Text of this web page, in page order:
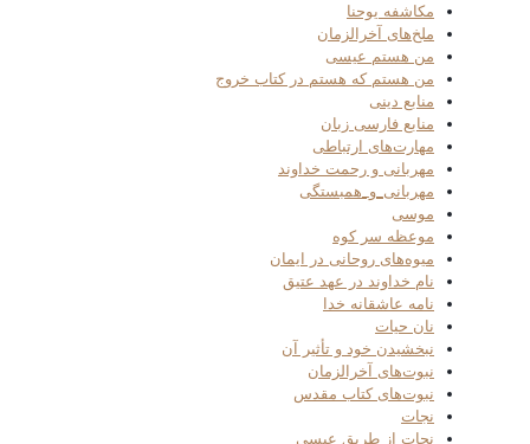
مکاشفه یوحنا
ملخ‌های آخرالزمان
من هستم عیسی
من هستم که هستم در کتاب خروج
منابع دینی
منابع فارسی زبان
مهارت‌های ارتباطی
مهربانی و رحمت خداوند
مهربانی_و_همبستگی
موسی
موعظه سر کوه
میوه‌های روحانی در ایمان
نام خداوند در عهد عتیق
نامه عاشقانه خدا
نان حیات
نبخشیدن خود و تأثیر آن
نبوت‌های آخرالزمان
نبوت‌های کتاب مقدس
نجات
نجات از طریق عیسی